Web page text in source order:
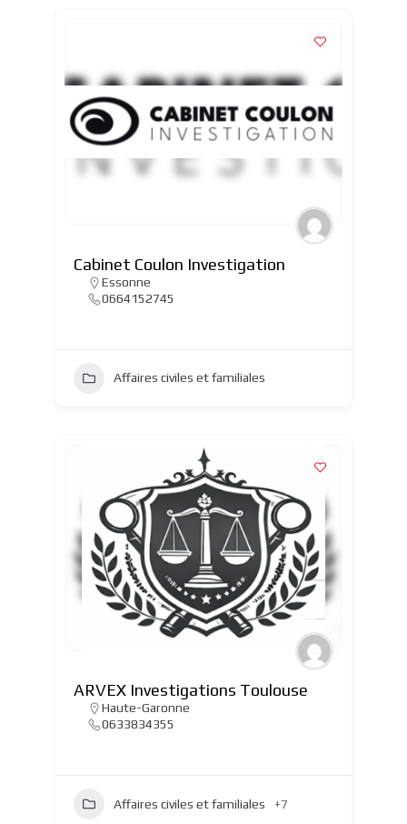
Cabinet Coulon Investigation
Essonne
0664152745
Affaires civiles et familiales
ARVEX Investigations Toulouse
Haute-Garonne
0633834355
Affaires civiles et familiales +7